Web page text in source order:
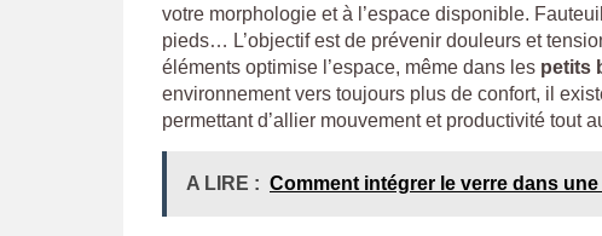
votre morphologie et à l’espace disponible.
pieds… L’objectif est de prévenir douleurs et
éléments optimise l’espace, même dans les petits
environnement vers toujours plus de confort, il
permettant d’allier mouvement et productivité tout
A LIRE : Comment intégrer le verre dans